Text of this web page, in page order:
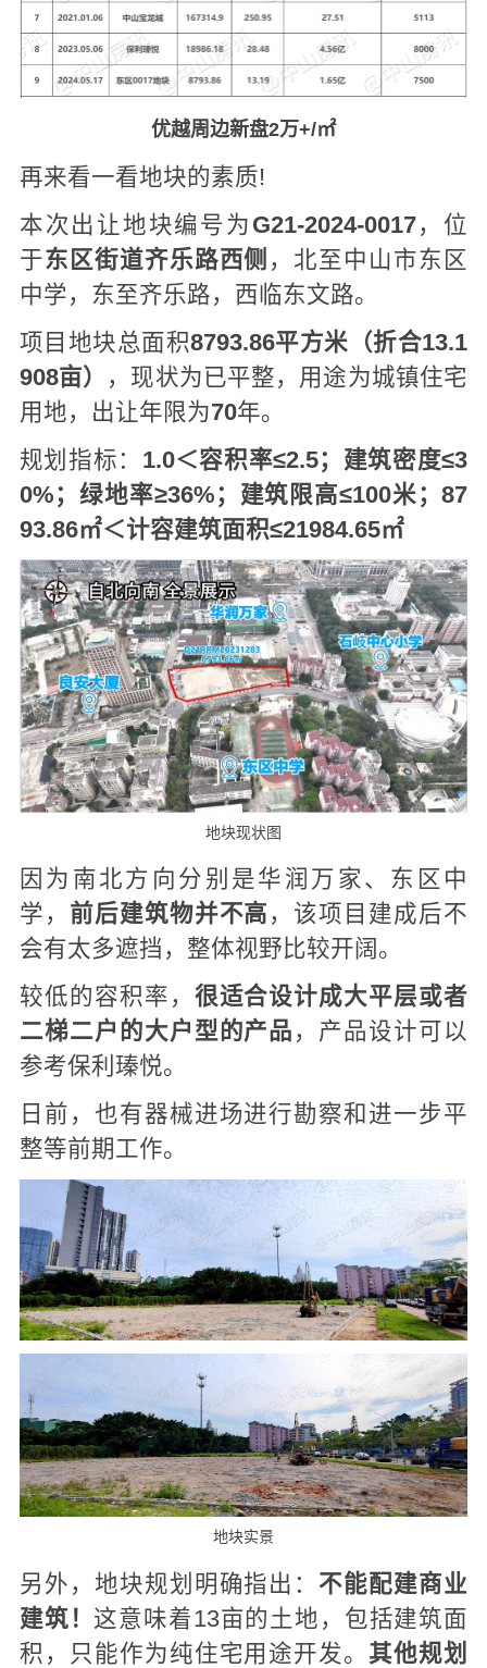
优越周边新盘2万+/㎡
再来看一看地块的素质!
本次出让地块编号为 G21-2024-0017，位
于东区街道齐乐路西侧 ，北至中山市东区
中学，东至齐乐路，西临东文路。
项目地块总面积8793.86平方米（折合13.1
908亩）
，现状为已平整，用途为城镇住宅
用地，出让年限为70年。
规划指标： 1.0＜容积率≤2.5；建筑密度≤3
0%；绿地率≥36%；建筑限高≤100米；87
93.86㎡＜计容建筑面积≤21984.65㎡
地块现状图
因为南北方向分别是华润万家、东区中
学， 前后建筑物并不高 ，该项目建成后不
会有太多遮挡，整体视野比较开阔。
较低的容积率， 很适合设计成大平层或者
二梯二户的大户型的产品 ，产品设计可以
参考保利瑧悦。
日前，也有器械进场进行勘察和进一步平
整等前期工作。
地块实景
另外，地块规划明确指出： 不能配建商业
建筑！ 这意味着13亩的土地，包括建筑面
积，只能作为纯住宅用途开发。 其他规划